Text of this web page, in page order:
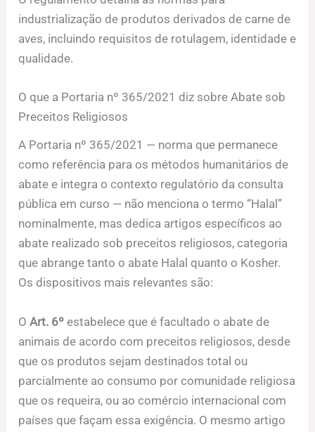
industrialização de produtos derivados de carne de
aves, incluindo requisitos de rotulagem, identidade e
qualidade.
O que a Portaria nº 365/2021 diz sobre Abate sob
Preceitos Religiosos
A Portaria nº 365/2021 — norma que permanece
como referência para os métodos humanitários de
abate e integra o contexto regulatório da consulta
pública em curso — não menciona o termo “Halal”
nominalmente, mas dedica artigos específicos ao
abate realizado sob preceitos religiosos, categoria
que abrange tanto o abate Halal quanto o Kosher.
Os dispositivos mais relevantes são:
OArt. 6º estabelece que é facultado o abate de
animais de acordo com preceitos religiosos, desde
que os produtos sejam destinados total ou
parcialmente ao consumo por comunidade religiosa
que os requeira, ou ao comércio internacional com
países que façam essa exigência. O mesmo artigo